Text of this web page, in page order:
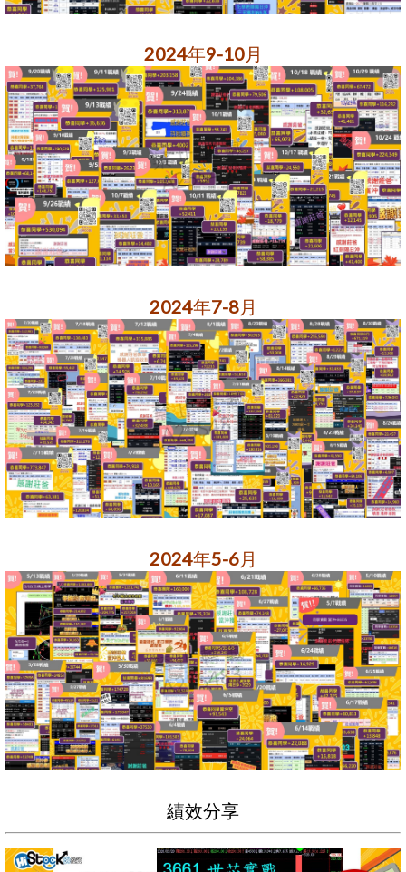
2024年9-10月
2024年7-8月
2024年5-6月
績效分享